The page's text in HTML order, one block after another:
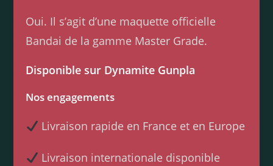
Oui. Il s’agit d’une maquette officielle
Bandai de la gamme Master Grade.
Disponible sur Dynamite Gunpla
Nos engagements
Livraison rapide en France et en Europe
Livraison internationale disponible